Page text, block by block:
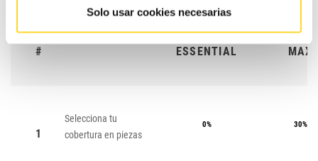
Solo usar cookies necesarias
#
CONTRATO
ESSENTIAL
MAX
1
Selecciona tu
cobertura en piezas
0% 30%